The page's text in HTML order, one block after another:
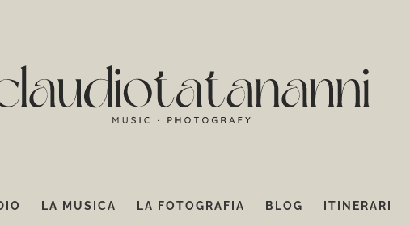
LA MUSICA LA FOTOGRAFIA BLOG ITINERARI
foto è talmente bella che non sembro io… …